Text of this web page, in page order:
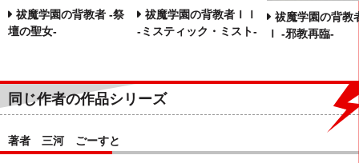
祓魔学園の背教者 ‐祭
壇の聖女‐
祓魔学園の背教者ＩＩ
‐ミスティック・ミスト‐
祓魔学園の背教
Ｉ ‐邪教再臨‐
同じ作者の作品シリーズ
著者 三河 ごーすと